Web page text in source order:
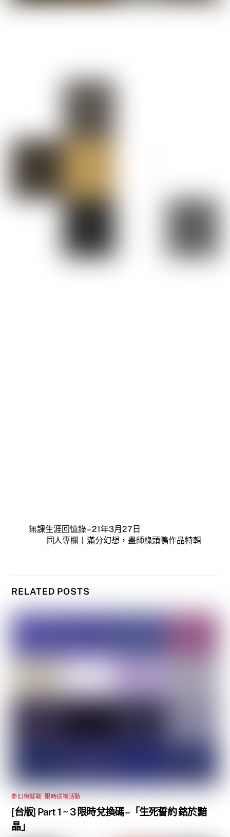
無課生涯回憶錄 – 21年3月27日
同人專欄丨滿分幻想，畫師綠頭鴨作品特輯
RELATED POSTS
夢幻模擬戰 限時送禮活動
[台版] Part 1 ~ 3 限時兌換碼 –「生死誓約 銘於黯
晶」